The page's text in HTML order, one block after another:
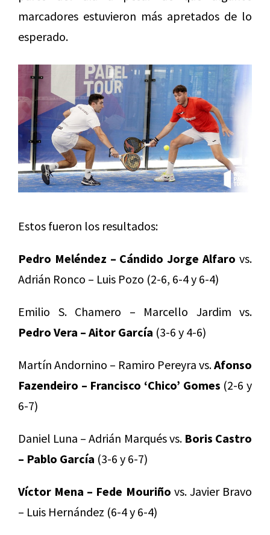
marcadores estuvieron más apretados de lo
esperado.
Estos fueron los resultados:
Pedro Meléndez – Cándido Jorge Alfaro vs.
Adrián Ronco – Luis Pozo (2-6, 6-4 y 6-4)
Emilio S. Chamero – Marcello Jardim vs.
Pedro Vera – Aitor García (3-6 y 4-6)
Martín Andornino – Ramiro Pereyra vs.Afonso
Fazendeiro – Francisco ‘Chico’ Gomes (2-6 y
6-7)
Daniel Luna – Adrián Marqués vs. Boris Castro
– Pablo García (3-6 y 6-7)
Víctor Mena – Fede Mouriño vs. Javier Bravo
– Luis Hernández (6-4 y 6-4)